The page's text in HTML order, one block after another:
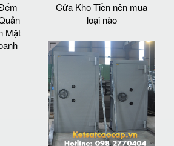
Mặt
Cửa Kho Tiền nên mua
loại nào